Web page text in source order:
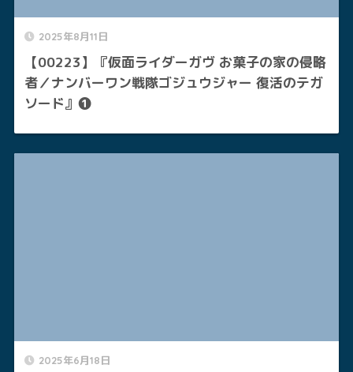
2025年8月11日
【00223】『仮面ライダーガヴ お菓子の家の侵略
者／ナンバーワン戦隊ゴジュウジャー 復活のテガ
ソード』❶
2025年6月18日